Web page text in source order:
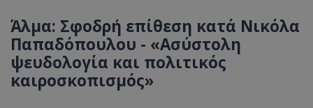
Άλμα: Σφοδρή επίθεση κατά Νικόλα
Παπαδόπουλου - «Ασύστολη
ψευδολογία και πολιτικός
καιροσκοπισμός»